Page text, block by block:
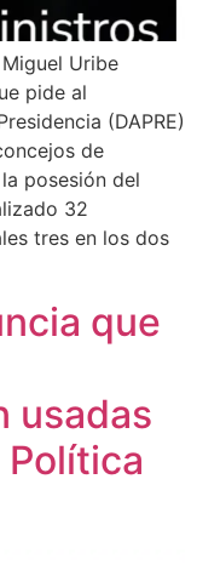
Uribe
pide al
(DAPRE)
de
posesión del
32
tres en los dos
que
usadas